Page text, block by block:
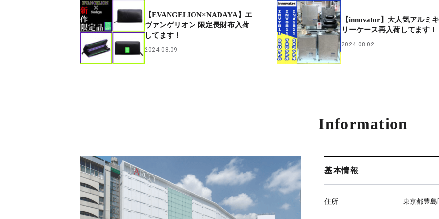
【EVANGELION×NADAYA】エ
ヴァンゲリオン 限定長財布入荷
してます！
2024.08.09
【innovator】大人気アルミ
リーケース再入荷してます！
2024.08.02
Information
基本情報
住所 東京都豊